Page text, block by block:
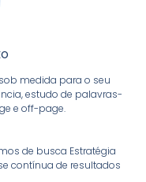
medida para o seu
estudo de palavras-
e off-page.
de busca Estratégia
contínua de resultados